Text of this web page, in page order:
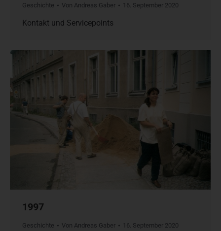
Geschichte Von Andreas Gaber 16. September 2020
Kontakt und Servicepoints
1997
Geschichte Von Andreas Gaber 16. September 2020